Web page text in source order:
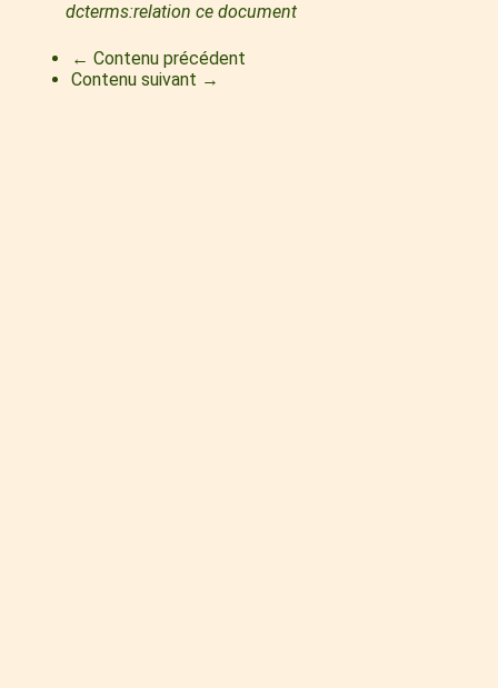
dcterms:relation ce document
← Contenu précédent
Contenu suivant →